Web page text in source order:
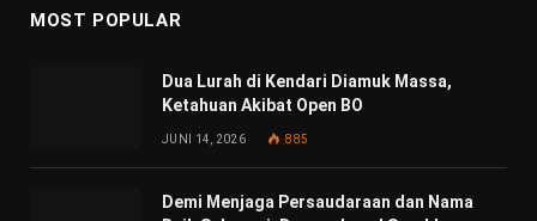
MOST POPULAR
Dua Lurah di Kendari Diamuk Massa,
Ketahuan Akibat Open BO
JUNI 14, 2026 885
Demi Menjaga Persaudaraan dan Nama